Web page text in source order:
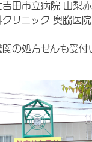
田市立病院 山梨
リニック 奥脇医院
の処方せんも受付